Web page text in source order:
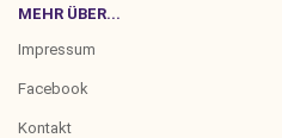
MEHR ÜBER...
Impressum
Facebook
Kontakt